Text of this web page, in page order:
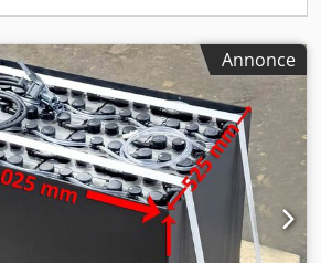
E18 C - 335-00 Linde E20 L - 386-
latéral Linde EG16 P -1275-02 -
EG16 PH -1275-02 - changement
-1275-02 - changement latéral Linde
15 Still R20-16 Still R20-18 Still
EFG Jungheinrich EFG 18
Jungheinrich EFG 216 k Jungheinrich
EFG 218 k Jungheinrich EFG 316
k Jungheinrich EFG 318 Jungheinrich
EFG DF 16 Dedpfx Aajy Rnmmevswa
Annonce